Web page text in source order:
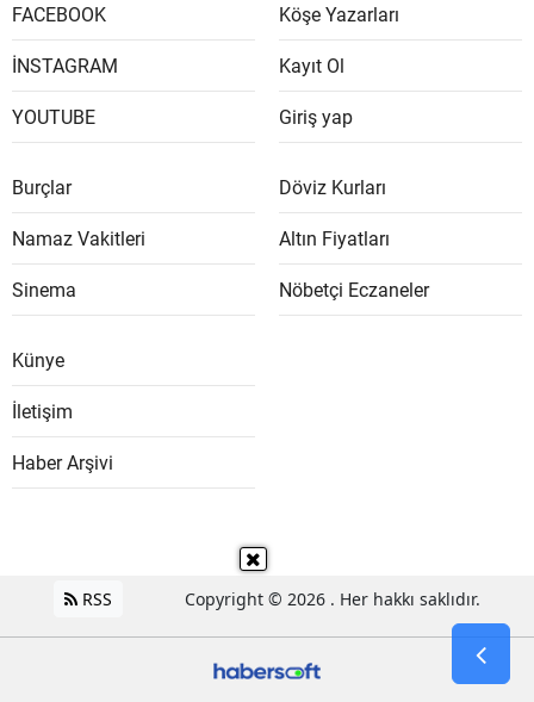
FACEBOOK
İNSTAGRAM
YOUTUBE
Köşe Yazarları
Kayıt Ol
Giriş yap
Burçlar
Namaz Vakitleri
Sinema
Döviz Kurları
Altın Fiyatları
Nöbetçi Eczaneler
Künye
İletişim
Haber Arşivi
RSS Copyright © 2026 . Her hakkı saklıdır.